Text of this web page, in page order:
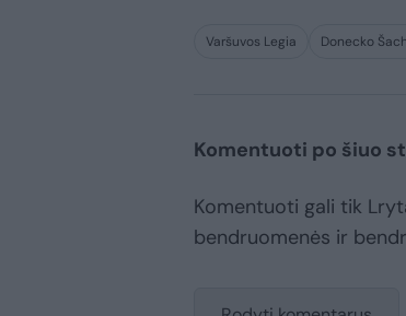
Varšuvos Legia Donecko
Komentuoti po šiuo
Komentuoti gali tik
bendruomenės ir